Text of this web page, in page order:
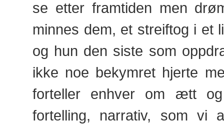
se etter framtiden men
minnes dem, et streiftog i et
og hun den siste som
ikke noe bekymret hjerte
forteller enhver om ætt
fortelling, narrativ, som vi